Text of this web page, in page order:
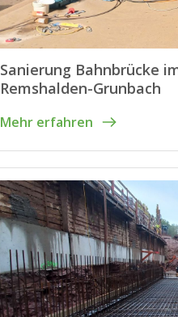
Sanierung Bahnbrücke
Remshalden-Grunbach
Mehr erfahren